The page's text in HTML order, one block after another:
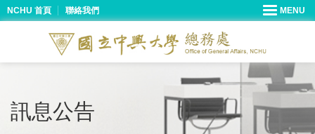
NCHU 首頁 聯絡我們
訊息公告